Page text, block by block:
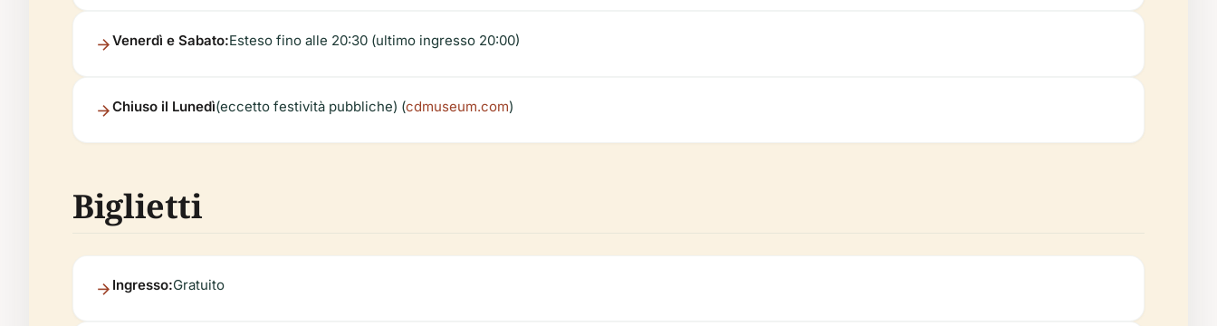
Venerdì e Sabato:Esteso fino alle 20:30 (ultimo ingresso 20:00)
Chiuso il Lunedì(eccetto festività pubbliche) (cdmuseum.com)
Biglietti
Ingresso:Gratuito